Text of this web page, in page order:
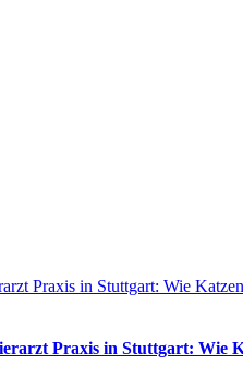
Praxis in Stuttgart: Wie
Praxis in Stuttgart: Wie